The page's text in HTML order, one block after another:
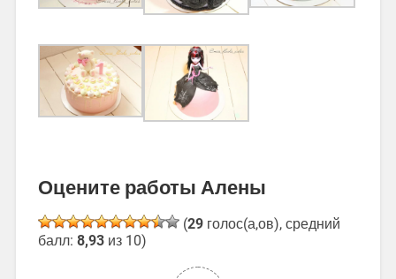
Оцените работы Алены
(29голос(а,ов), средний
балл: 8,93из 10)